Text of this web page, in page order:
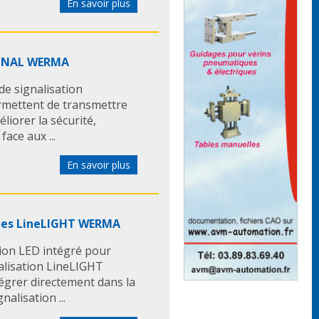
pour le management
avancée pour une
et efficace des états
: tempo, niveau
d’un cycle, remplissage,
automatique pour
même à distance
: de0 à 100 %
délais ou KPI...
: configuration
besoins spécifiques
clair, impact visuel fort
En savoir plus
WERMA
signalisation
de transmettre
la sécurité,
aux ...
En savoir plus
LineLIGHT WERMA
LED intégré pour
LineLIGHT
directement dans la
...